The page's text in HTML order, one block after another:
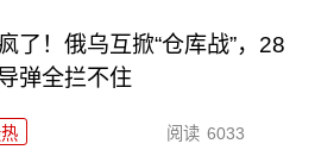
了！俄乌互掀“仓库战”，28
弹全拦不住
阅读 6033